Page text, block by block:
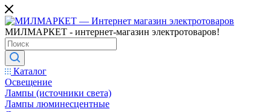
МИЛМАРКЕТ - интернет-магазин электротоваров!
Каталог
Освещение
Лампы (источники света)
Лампы люминесцентные